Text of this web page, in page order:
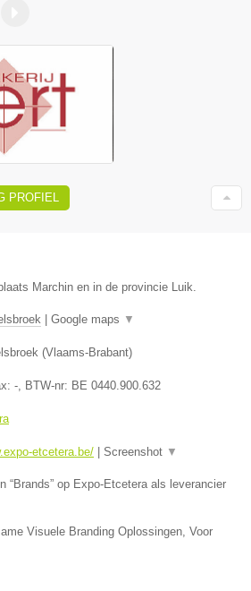
PROFIEL
Marchin en in de provincie Luik.
| Google maps ▼
(Vlaams-Brabant)
- , BTW-nr: BE 0440.900.632
etcetera.be/ | Screenshot ▼
“Brands” op Expo-Etcetera als leverancier
Visuele Branding Oplossingen, Voor